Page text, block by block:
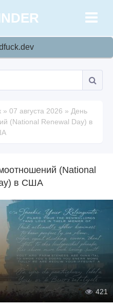
» 07 августа 2026 » День
(National Renewal Day) в
(National
в США
421